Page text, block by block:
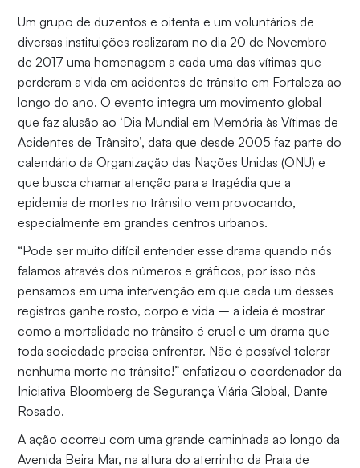
Um grupo de duzentos e oitenta e um voluntários de
diversas instituições realizaram no dia 20 de Novembro
de 2017 uma homenagem a cada uma das vítimas que
perderam a vida em acidentes de trânsito em Fortaleza ao
longo do ano. O evento integra um movimento global
que faz alusão ao ‘Dia Mundial em Memória às Vítimas de
Acidentes de Trânsito’, data que desde 2005 faz parte do
calendário da Organização das Nações Unidas (ONU) e
que busca chamar atenção para a tragédia que a
epidemia de mortes no trânsito vem provocando,
especialmente em grandes centros urbanos.
“Pode ser muito difícil entender esse drama quando nós
falamos através dos números e gráficos, por isso nós
pensamos em uma intervenção em que cada um desses
registros ganhe rosto, corpo e vida – a ideia é mostrar
como a mortalidade no trânsito é cruel e um drama que
toda sociedade precisa enfrentar. Não é possível tolerar
nenhuma morte no trânsito!” enfatizou o coordenador da
Iniciativa Bloomberg de Segurança Viária Global, Dante
Rosado.
A ação ocorreu com uma grande caminhada ao longo da
Avenida Beira Mar, na altura do aterrinho da Praia de